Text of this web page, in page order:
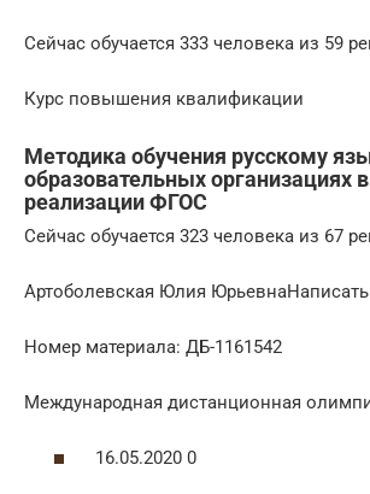
Сейчас обучается 333 человека из 59
Курс повышения квалификации
Методика обучения русскому
образовательных организациях
реализации ФГОС
Сейчас обучается 323 человека из 67
Артоболевская Юлия ЮрьевнаНаписать
Номер материала: ДБ-1161542
Международная дистанционная
16.05.2020 0